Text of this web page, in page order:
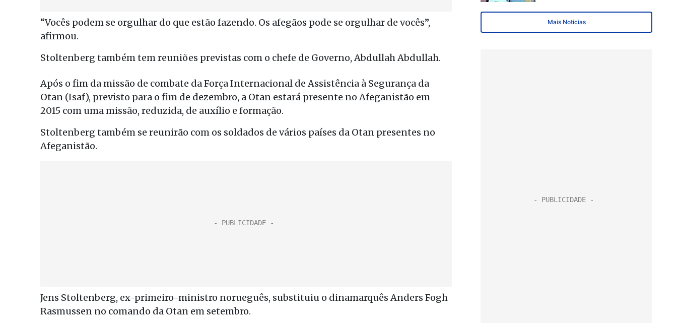
“Vocês podem se orgulhar do que estão fazendo. Os afegãos pode se orgulhar de vocês”,
afirmou.
Stoltenberg também tem reuniões previstas com o chefe de Governo, Abdullah Abdullah.
Após o fim da missão de combate da Força Internacional de Assistência à Segurança da
Otan (Isaf), previsto para o fim de dezembro, a Otan estará presente no Afeganistão em
2015 com uma missão, reduzida, de auxílio e formação.
Stoltenberg também se reunirão com os soldados de vários países da Otan presentes no
Afeganistão.
Jens Stoltenberg, ex-primeiro-ministro norueguês, substituiu o dinamarquês Anders Fogh
Rasmussen no comando da Otan em setembro.